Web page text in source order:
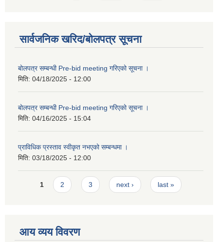
सार्वजनिक खरिद/बोलपत्र सूचना
बोलपत्र सम्बन्धी Pre-bid meeting गरिएको सूचना ।
मिति: 04/18/2025 - 12:00
बोलपत्र सम्बन्धी Pre-bid meeting गरिएको सूचना ।
मिति: 04/16/2025 - 15:04
प्राविधिक प्रस्ताव स्वीकृत नभएको सम्बन्धमा ।
मिति: 03/18/2025 - 12:00
Pages
1 2 3 next › last »
आय व्यय विवरण